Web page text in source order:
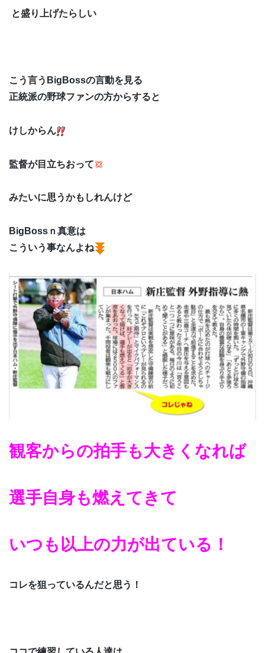
と盛り上げたらしい
こう言うBigBossの言動を見る
正統派の野球ファンの方からすると
けしからん
監督が目立ちおって
みたいに思うかもしれんけど
BigBossｎ真意は
こういう事なんよね
観客からの拍手も大きくなれば
選手自身も燃えてきて
いつも以上の力が出ている！
コレを狙っているんだと思う！